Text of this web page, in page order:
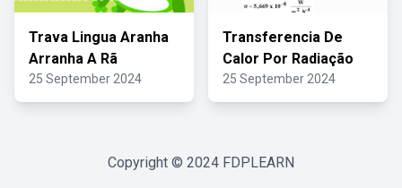
Trava Lingua Aranha
Arranha A Rã
25 September 2024
Transferencia De
Calor Por Radiação
25 September 2024
Copyright © 2024 FDPLEARN